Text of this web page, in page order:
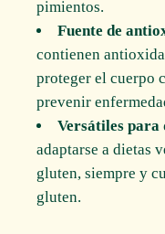
pimientos.
Fuente de
contienen
proteger el cuerpo
prevenir
Versátiles para
adaptarse a dietas
gluten, siempre y
gluten.